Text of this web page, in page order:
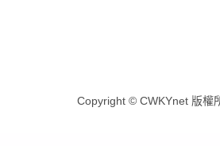
Copyright © CWKYnet 版權